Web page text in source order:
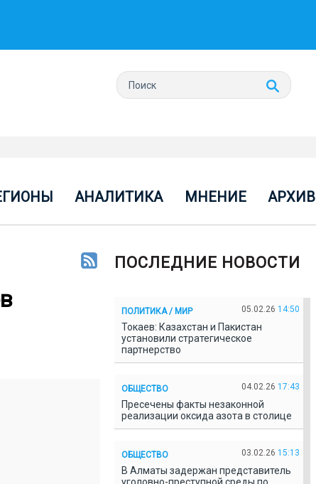
АНАЛИТИКА МНЕНИЕ АРХИВ
ПОСЛЕДНИЕ НОВОСТИ
ПОЛИТИКА / МИР 05.02.26 14:50
Токаев: Казахстан и Пакистан
установили стратегическое
партнерство
ОБЩЕСТВО 04.02.26 17:43
Пресечены факты незаконной
реализации оксида азота в столице
ОБЩЕСТВО 03.02.26 15:13
В Алматы задержан представитель